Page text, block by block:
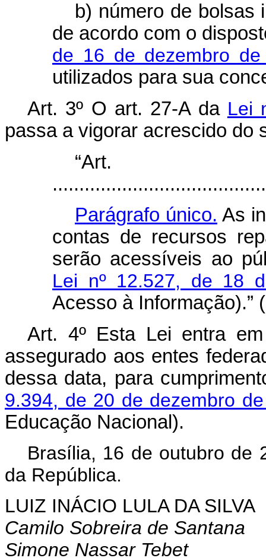
b) número de bolsas
de acordo com o
de 16 de dezembro de
utilizados para sua
Art. 3º O art. 27-A da Lei
passa a vigorar acrescido do
Parágrafo único. As
contas de recursos
serão acessíveis ao
Lei nº 12.527, de 18
Acesso à Informação).”
Art. 4º Esta Lei entra
assegurado aos entes
dessa data, para
9.394, de 20 de dezembro
Educação Nacional).
Brasília, 16 de outubro de
da República.
LUIZ INÁCIO LULA DA SILVA
Camilo Sobreira de Santana
Simone Nassar Tebet